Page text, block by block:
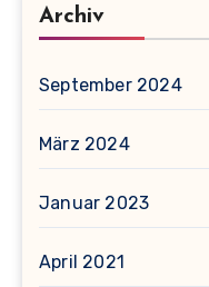
Archiv
September 2024
März 2024
Januar 2023
April 2021